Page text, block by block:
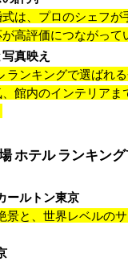
は、プロのシェフが
高評価につながって
真映え
ランキングで選ばれ
館内のインテリアま
ホテル ランキン
ールトン東京
景と、世界レベルの